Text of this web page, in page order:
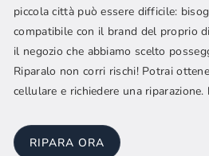
piccola città può essere difficile:
compatibile con il brand del proprio
il negozio che abbiamo scelto
Riparalo non corri rischi! Potrai
cellulare e richiedere una riparazione.
RIPARA ORA